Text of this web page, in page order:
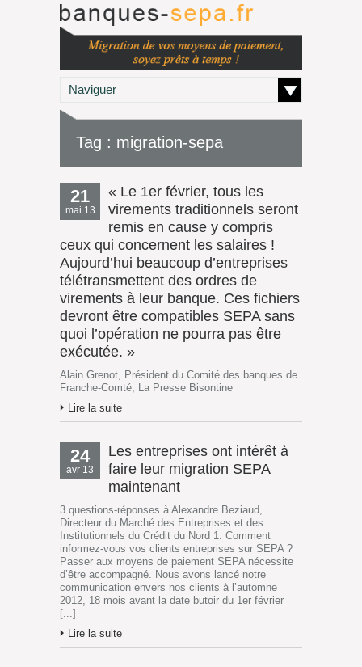
Naviguer
Tag : migration-sepa
21
mai 13
« Le 1er février, tous les
virements traditionnels seront
remis en cause y compris
ceux qui concernent les salaires !
Aujourd’hui beaucoup d’entreprises
télétransmettent des ordres de
virements à leur banque. Ces fichiers
devront être compatibles SEPA sans
quoi l’opération ne pourra pas être
exécutée. »
Alain Grenot, Président du Comité des banques de
Franche-Comté, La Presse Bisontine
Lire la suite
24
avr 13
Les entreprises ont intérêt à
faire leur migration SEPA
maintenant
3 questions-réponses à Alexandre Beziaud,
Directeur du Marché des Entreprises et des
Institutionnels du Crédit du Nord 1. Comment
informez-vous vos clients entreprises sur SEPA ?
Passer aux moyens de paiement SEPA nécessite
d’être accompagné. Nous avons lancé notre
communication envers nos clients à l’automne
2012, 18 mois avant la date butoir du 1er février
[...]
Lire la suite